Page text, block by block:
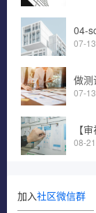
04-
07-13
做测
07-13
【
08-21
加入社区微信群